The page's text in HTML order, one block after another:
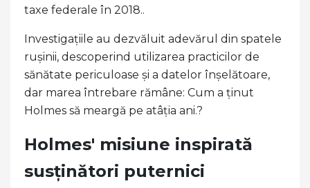
taxe federale în 2018..
Investigațiile au dezvăluit adevărul din spatele
rușinii, descoperind utilizarea practicilor de
sănătate periculoase și a datelor înșelătoare,
dar marea întrebare rămâne: Cum a ținut
Holmes să meargă pe atâția ani.?
Holmes' misiune inspirată
susținători puternici